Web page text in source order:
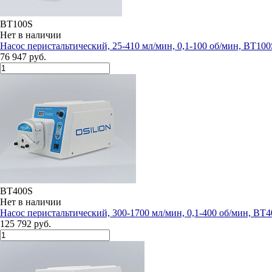
BT100S
Нет в наличии
Насос перистальтический, 25-410 мл/мин, 0,1-100 об/мин,
76 947 руб.
BT400S
Нет в наличии
Насос перистальтический, 300-1700 мл/мин, 0,1-400 об/мин,
125 792 руб.